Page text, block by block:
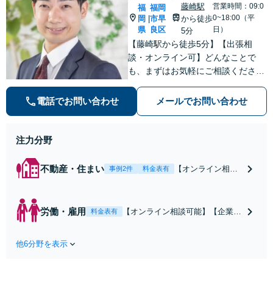
福
岡
県
|
福岡
市早
良区
藤崎駅
から徒歩
5分
営業時間：09:0
0~18:00（平
日）
【藤崎駅から徒歩5分】【出張相
談・オンライン可】どんなことで
も、まずはお気軽にご相談くださ
方のお話をじっくり聞くことが大事
だと考えています。【明瞭でリーズ
電話でお問い合わせ メールでお問い合わせ
注力分野
不動産・住まい 事例2件 料金表有
【オンライン相談
解決実績多数あり
労働・雇用 料金表有
【オンライン相談可能】【企業
他6分野を表示